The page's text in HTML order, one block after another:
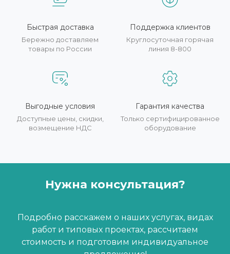
Быстрая доставка
Бережно доставляем
товары по России
Поддержка клиентов
Круглосуточная горячая
линия 8-800
Выгодные условия
Доступные цены, скидки,
возмещение НДС
Гарантия качества
Только сертифицированное
оборудование
Нужна консультация?
Подробно расскажем о наших услугах, видах
работ и типовых проектах, рассчитаем
стоимость и подготовим индивидуальное